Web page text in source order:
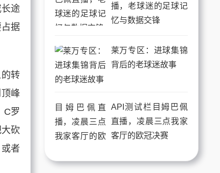
途
据
转
峰
C罗
砍
者
播，老球迷的足球记
忆与数据交锋
莱万专区：进球集锦
背后的老球迷故事
API测试栏目姆巴佩
直播，凌晨三点我家
客厅的欧冠决赛